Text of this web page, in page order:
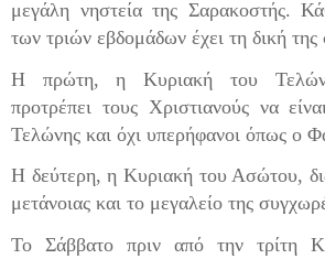
μεγάλη νηστεία της Σαρακοστής.
των τριών εβδομάδων έχει τη δική της
Η πρώτη, η Κυριακή του
προτρέπει τους Χριστιανούς να
Τελώνης και όχι υπερήφανοι όπως ο
Η δεύτερη, η Κυριακή του Ασώτου,
μετάνοιας και το μεγαλείο της
Το Σάββατο πριν από την τρίτη